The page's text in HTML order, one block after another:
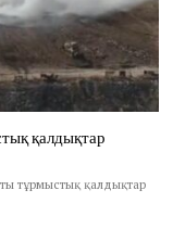
қалдықтар
тұрмыстық қалдықтар